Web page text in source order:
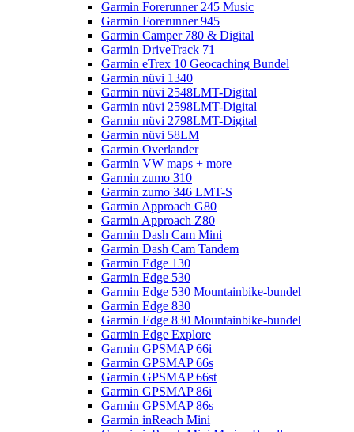
Garmin Forerunner 245 Music
Garmin Forerunner 945
Garmin Camper 780 & Digital
Garmin DriveTrack 71
Garmin eTrex 10 Geocaching Bundel
Garmin nüvi 1340
Garmin nüvi 2548LMT-Digital
Garmin nüvi 2598LMT-Digital
Garmin nüvi 2798LMT-Digital
Garmin nüvi 58LM
Garmin Overlander
Garmin VW maps + more
Garmin zumo 310
Garmin zumo 346 LMT-S
Garmin Approach G80
Garmin Approach Z80
Garmin Dash Cam Mini
Garmin Dash Cam Tandem
Garmin Edge 130
Garmin Edge 530
Garmin Edge 530 Mountainbike-bundel
Garmin Edge 830
Garmin Edge 830 Mountainbike-bundel
Garmin Edge Explore
Garmin GPSMAP 66i
Garmin GPSMAP 66s
Garmin GPSMAP 66st
Garmin GPSMAP 86i
Garmin GPSMAP 86s
Garmin inReach Mini